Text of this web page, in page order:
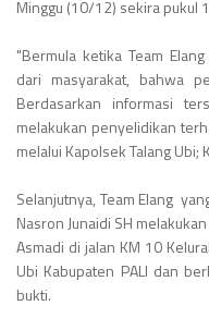
Minggu (10/12) sekira pukul
"Bermula ketika Team
dari masyarakat, bahwa
Berdasarkan informasi
melakukan penyelidikan
melalui Kapolsek Talang Ubi;
Selanjutnya, Team Elang
Nasron Junaidi SH
Asmadi di jalan KM 10
Ubi Kabupaten PALI dan
bukti.